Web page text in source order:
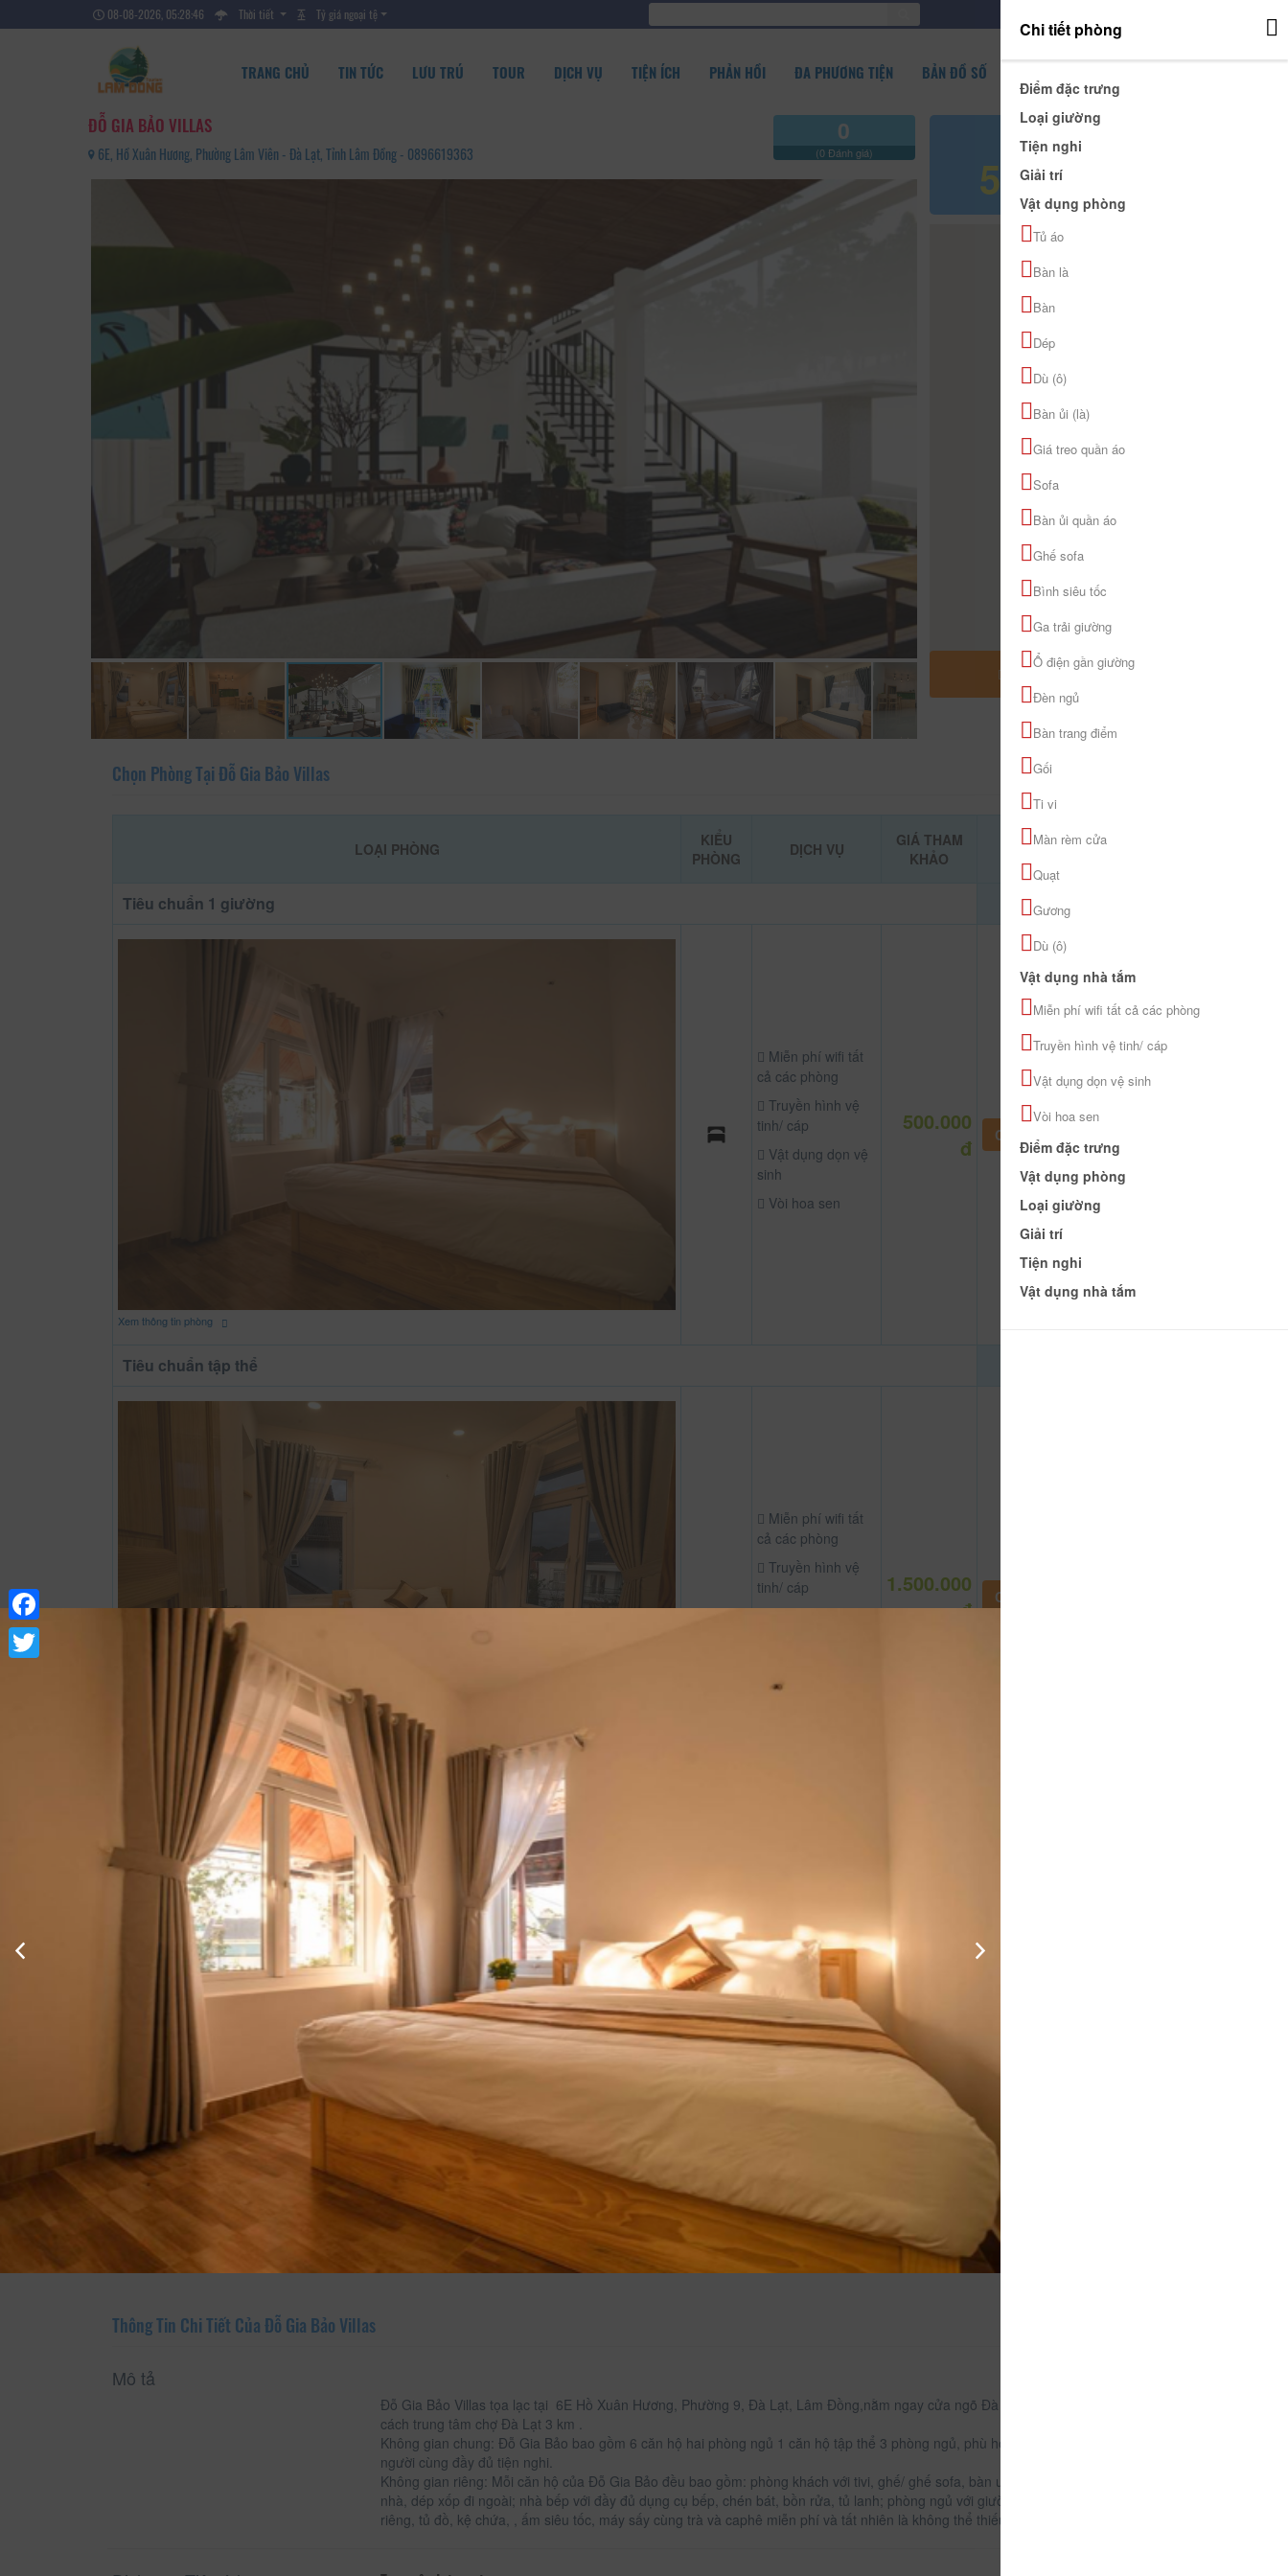
08-08-2026, 05:28:47 Thời tiết Tỷ giá ngoại tệ
TRANG CHỦ TIN TỨC LƯU TRÚ TOUR DỊCH VỤ TIỆN ÍCH PHẢN HỒI ĐA PHƯƠNG TIỆN BẢN ĐỒ SỐ
ĐỖ GIA BẢO VILLAS
6E, Hồ Xuân Hương, Phường Lâm Viên - Đà Lạt, Tỉnh Lâm Đồng - 0896619363
0
(0 Đánh giá) 500.000 đ
MỞ RỘNG BẢN ĐỒ
Chọn Phòng Tại Đỗ Gia Bảo Villas
LOẠI PHÒNG
KIỂU
PHÒNG
DỊCH VỤ
GIÁ THAM
KHẢO
ĐẶT PHÒNG
Tiêu chuẩn 1 giường
Xem thông tin phòng
Miễn phí wifi tất
cả các phòng
Truyền hình vệ
tinh/ cáp
Vật dụng dọn vệ
sinh
Vòi hoa sen
500.000
đ
CHƯA KHAI BÁO PHÒNG
Tiêu chuẩn tập thể
Xem thông tin phòng
Miễn phí wifi tất
cả các phòng
Truyền hình vệ
tinh/ cáp
1.500.000
đ
CHƯA KHAI BÁO PHÒNG
Tiêu chuẩn gia đình
Xem thông tin phòng
Miễn phí wifi tất
cả các phòng
Truyền hình vệ
tinh/ cáp
Vòi hoa sen
5.000.000
Thông Tin Chi Tiết Của Đỗ Gia Bảo Villas
Mô tả
Đỗ Gia Bảo Villas tọa lạc tại 6E Hồ Xuân Hương, Phường 9, Đà Lạt, Lâm Đồng,nằm ngay cửa ngõ Đà Lạt hướng từ Nha Trang lên,
cách trung tâm chợ Đà Lạt 3 km .
Không gian chung: Đỗ Gia Bảo bao gồm 6 căn hộ hai phòng ngủ 1 căn hộ tập thể 3 phòng ngủ, phù hợp với gia đình từ 4 đến 20
người cùng đầy đủ tiện nghi.
Không gian riêng: Mỗi căn hộ của Đỗ Gia Bảo đều bao gồm: phòng khách với tivi, ghế/ ghế sofa, bàn uống nước, dép bông đi trong
nhà, dép xốp đi ngoài; nhà bếp với đầy đủ dụng cụ bếp, chén bát, bồn rửa, tủ lanh; phòng ngủ với giường đệm, chăn bông, toilet
riêng, tủ đồ, kệ chứa, , ấm siêu tốc, máy sấy cùng trà và caphê miễn phí và tất nhiên là không thể thiếu wifi và nước nóng.
Chi tiết phòng
Điểm đặc trưng
Loại giường
Tiện nghi
Giải trí
Vật dụng phòng
Tủ áo
Bàn là
Bàn
Dép
Dù (ô)
Bàn ủi (là)
Giá treo quần áo
Sofa
Bàn ủi quần áo
Ghế sofa
Bình siêu tốc
Ga trải giường
Ổ điện gần giường
Đèn ngủ
Bàn trang điểm
Gối
Ti vi
Màn rèm cửa
Quạt
Gương
Dù (ô)
Vật dụng nhà tắm
Miễn phí wifi tất cả các phòng
Truyền hình vệ tinh/ cáp
Vật dụng dọn vệ sinh
Vòi hoa sen
Điểm đặc trưng
Vật dụng phòng
Loại giường
Giải trí
Tiện nghi
Vật dụng nhà tắm
Facebook